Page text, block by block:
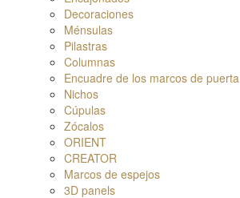
Decoraciones
Ménsulas
Pilastras
Columnas
Encuadre de los marcos de puerta
Nichos
Cúpulas
Zócalos
ORIENT
CREATOR
Marcos de espejos
3D panels